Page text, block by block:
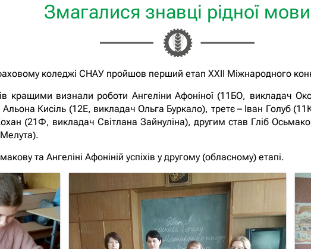
Змагалися знавці рідної мови
коледжі СНАУ пройшов перший етап XХІІ Міжнародного
кращими визнали роботи Ангеліни Афоніної (11БО, викладач
Кисіль (12Е, викладач Ольга Буркало), третє – Іван Голуб
(21Ф, викладач Світлана Зайнуліна), другим став Гліб
та Ангеліні Афоніній успіхів у другому (обласному) етапі.